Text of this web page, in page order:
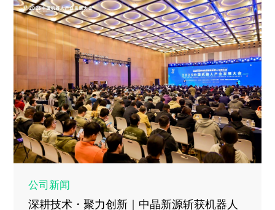
公司新闻
深耕技术・聚力创新｜中晶新源斩获机器人